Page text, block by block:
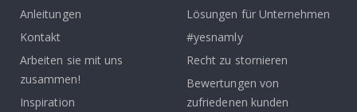
Anleitungen
Kontakt
Arbeiten sie mit uns
zusammen!
Inspiration
Lösungen für Unternehmen
#yesnamly
Recht zu stornieren
Bewertungen von
zufriedenen kunden